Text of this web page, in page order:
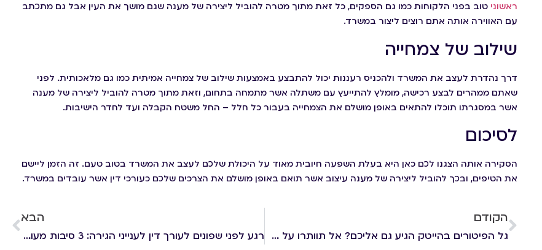
ראשוני טוב בפני הלקוחות כמו גם הספקים, כל זאת מתוך מטרה להוביל ליצירה של מענה שגם מושך את העין אבל גם מתכתב
עם האווירה אותה אתם רוצים ליצור במשרד.
שילוב של צמחייה
דרך נהדרת לעצב את המשרד ולהכניס רעננות יכול להתבצע באמצעות שילוב של צמחייה אמיתית כמו גם מלאכותית. לפני
שאתם ממהרים לבצע רכישה, מומלץ להתייעץ עם משתלה אשר מתמחה בתחום, וזאת מתוך מטרה להוביל ליצירה של מענה
אשר במסגרתו תוכלו להתאים באופן מושלם את הצמחייה בעבור כל חלל – החל משטח הקבלה ועד לחדר הישיבות.
לסיכום
הסקירה אותה הצגנו לכם כאן היא בעלת השפעה חיובית מאוד על היכולת שלכם לעצב את המשרד בטוב טעם. זה הזמן ליישם
את הטיפים, ובכך להוביל ליצירה של מענה עיצוב אשר תואם באופן מושלם את הצרכים שלכם כעורכי דין אשר עובדים במשרד.
הקודם
גל הפיטורים בהייטק הגיע גם אליכם? אל תוותרו על הזכויות שלכם!
הבא
רגע לפני שפונים לעורך דין לענייני הגירה: 3 סיבות מעולות שישכנעו אתכם להוציא דרכון אירופאי!